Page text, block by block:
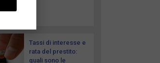
Tassi di interesse e
rata del prestito:
quali sono le